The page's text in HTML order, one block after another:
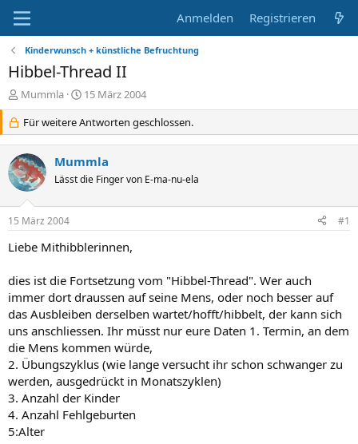
Anmelden Registrieren
Kinderwunsch + künstliche Befruchtung
Hibbel-Thread II
E
r
s
t
e
l
l
e
r
Mummla
E
r
s
t
l
l
a
15 März 2004
Für weitere Antworten geschlossen.
Mummla
Lässt die Finger von E-ma-nu-ela
15 März 2004 #1
Liebe Mithibblerinnen,
dies ist die Fortsetzung vom "Hibbel-Thread". Wer auch
immer dort draussen auf seine Mens, oder noch besser auf
das Ausbleiben derselben wartet/hofft/hibbelt, der kann sich
uns anschliessen. Ihr müsst nur eure Daten 1. Termin, an dem
die Mens kommen würde,
2. Übungszyklus (wie lange versucht ihr schon schwanger zu
werden, ausgedrückt in Monatszyklen)
3. Anzahl der Kinder
4. Anzahl Fehlgeburten
5:Alter